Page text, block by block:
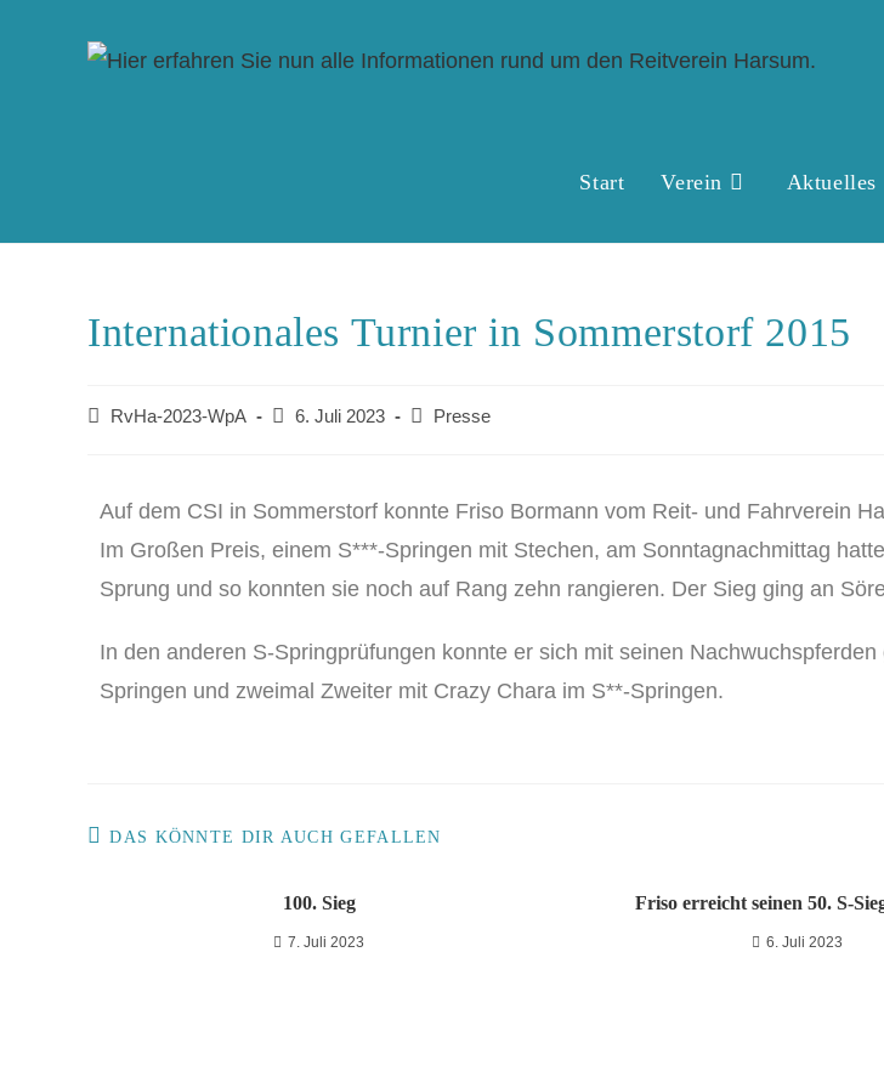
Start Verein Aktuelles
Internationales Turnier in Sommerstorf 2015
RvHa-2023-WpA 6. Juli 2023 Presse
Auf dem CSI in Sommerstorf konnte Friso Bormann vom Reit- und Fahrverein
Im Großen Preis, einem S***-Springen mit Stechen, am Sonntagnachmittag
Sprung und so konnten sie noch auf Rang zehn rangieren. Der Sieg ging an
In den anderen S-Springprüfungen konnte er sich mit seinen
Springen und zweimal Zweiter mit Crazy Chara im S**-Springen.
DAS KÖNNTE DIR AUCH GEFALLEN
100. Sieg
7. Juli 2023
Friso erreicht seinen 50. S-
6. Juli 2023